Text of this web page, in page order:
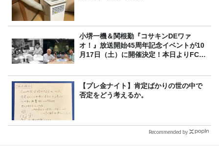
小堺一機＆関根勤『コサキンDEワァ
オ！』放送開始45周年記念イベントが10
月17日（土）に開催決定！本日よりFC先
【プレ金ナイト】肯定ばかりの世の中で
否定をどう考えるか。
Recommended by